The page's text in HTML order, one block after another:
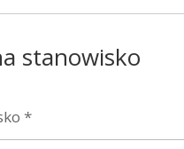
stanowisko
*